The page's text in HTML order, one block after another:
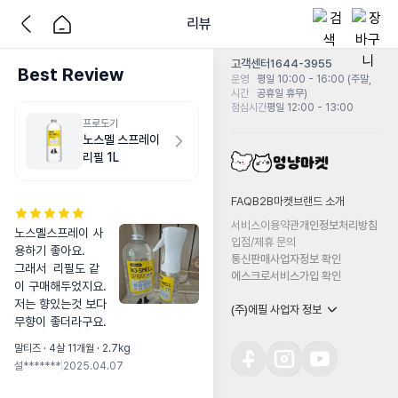
리뷰
Best Review
프로도기
노스멜 스프레이
리필 1L
노스몔스프레이 사
용하기 좋아요.
그래서  리필도 같
이 구매해두었지요.
저는 향있는것 보다
무향이 좋더라구요.
말티즈 · 4살 11개월 · 2.7kg
설******* 2025.04.07
고객센터1644-3955
운영
시간
평일 10:00 - 16:00 (주말,
공휴일 휴무)
점심시간평일 12:00 - 13:00
FAQB2B마켓 브랜드 소개
서비스이용약관개인정보처리방침
입점/제휴 문의
통신판매사업자정보 확인
에스크로서비스가입 확인
(주)에필 사업자 정보